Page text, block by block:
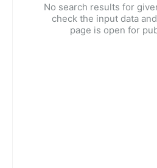
No search results for
check the input data
page is open for